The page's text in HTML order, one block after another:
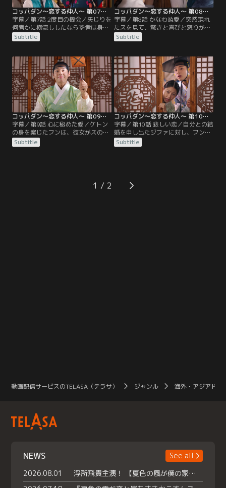
コッパダン～恋する仲人～ 第07話／字幕
字幕／第7話 2度目の機会／矢じりを
何者かに横流ししたならず者は身の
危険を感じ、フンを呼んでほしいと
騒ぐ。捕卒からその話を告げられた
く。そこには逃げる捕卒の影があ
り、ならず者は首をつられて死にか
けていた。“きつねの捕卒”という言
葉を最後に、ならず者は息を引き取
る。他殺だというフンの話は聞き入
れられず…。
Subtitle
コッパダン～恋する仲人～ 第08話／字幕
字幕／第8話 かなわぬ愛／突然現れ
たスを見て、驚きと喜びと怒りが入
り交じった複雑な感情のケトン。方
法を見つけて必ず迎えに来るから結
ァのもとでひどい扱いを受けている
兄を連れてくるため、両班の令嬢に
なろうと決心した。その事実を知ら
ないフンは、両班になったスと結婚
するためケトンは令嬢になりたいの
だと誤解する。
Subtitle
コッパダン～恋する仲人～ 第09話／字幕
字幕／第9話 心に秘めた愛／ケトン
の身を案じたフンは、彼女がスのそ
ばにいたほうが安全だと考え2人の
結婚を再び進めることにする。王の
ための教育を受け始める。ジョンス
クの娘ファジョンには結婚を約束し
Subtitle
コッパダン～恋する仲人～ 第10話／字幕
字幕／第10話 悲しい恋／自分との結
婚を申し出たジファに対し、フンは
その結婚を承諾する。ただし媒婆の
仕事を続けながら借金を返すだけで
遠回しの断りの言葉として受け止め
る。一方、烈女を表彰するために直
Subtitle
1
動画配信サービスのTELASA（テラサ） ジャンル 海外・アジアドラ
NEWS
See all
2026.08.01
浮所飛貴主演！ 【夏色の風が僕の家にやってきた】 本日よりテラサで独占配信スタート！